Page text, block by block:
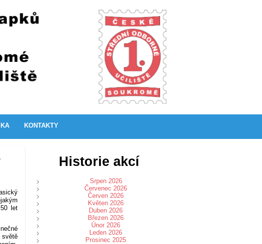
KONTAKTY
let
Historie akcí
Srpen 2026
Červenec 2026
Červen 2026
Květen 2026
Duben 2026
Březen 2026
Únor 2026
Leden 2026
Prosinec 2025